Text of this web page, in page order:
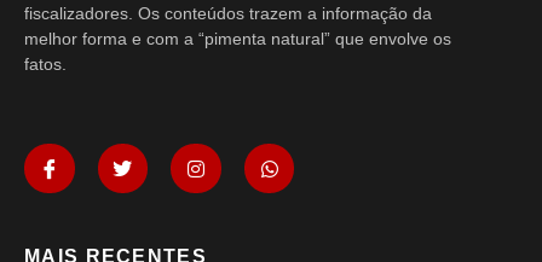
fiscalizadores. Os conteúdos trazem a informação da
melhor forma e com a “pimenta natural” que envolve os
fatos.
MAIS RECENTES